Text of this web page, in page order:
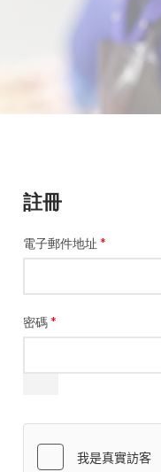
註冊
電子郵件地址 *
密碼*